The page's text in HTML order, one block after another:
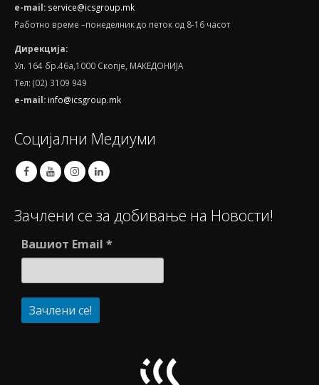
e-mail: service@icsgroup.mk
Работно време –понеделник до петок од 8-16 часот
Дирекција:
Ул. 164 бр.46а,1000 Скопје, МАКЕДОНИЈА
Тел: (02) 3109 949
e-mail: info@icsgroup.mk
Социјални Медиуми
Зачлени се за добивање на Новости!
Вашиот Email *